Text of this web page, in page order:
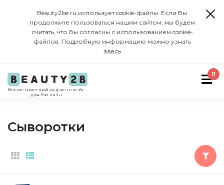
Beauty2be.ru использует cookie-файлы. Если Вы
продолжите пользоваться нашим сайтом, мы будем
считать, что Вы согласны с использованием cookie-
файлов. Подробную информацию можно узнать
здесь
Косметический маркетплейс
для бизнеса
0
Сыворотки